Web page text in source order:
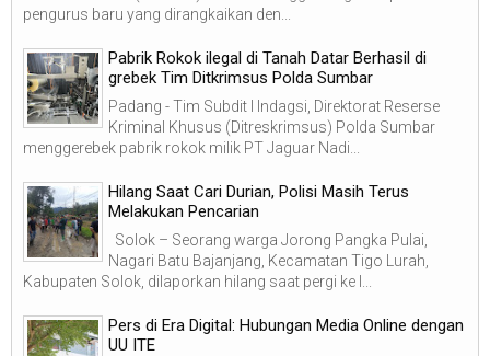
pengurus baru yang dirangkaikan den...
Pabrik Rokok ilegal di Tanah Datar Berhasil di
grebek Tim Ditkrimsus Polda Sumbar
Padang - Tim Subdit I Indagsi, Direktorat Reserse
Kriminal Khusus (Ditreskrimsus) Polda Sumbar
menggerebek pabrik rokok milik PT Jaguar Nadi...
Hilang Saat Cari Durian, Polisi Masih Terus
Melakukan Pencarian
Solok – Seorang warga Jorong Pangka Pulai,
Nagari Batu Bajanjang, Kecamatan Tigo Lurah,
Kabupaten Solok, dilaporkan hilang saat pergi ke l...
Pers di Era Digital: Hubungan Media Online dengan
UU ITE